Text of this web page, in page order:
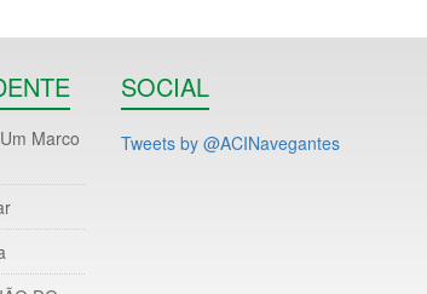
Marco
SOCIAL
Tweets by @ACINavegantes